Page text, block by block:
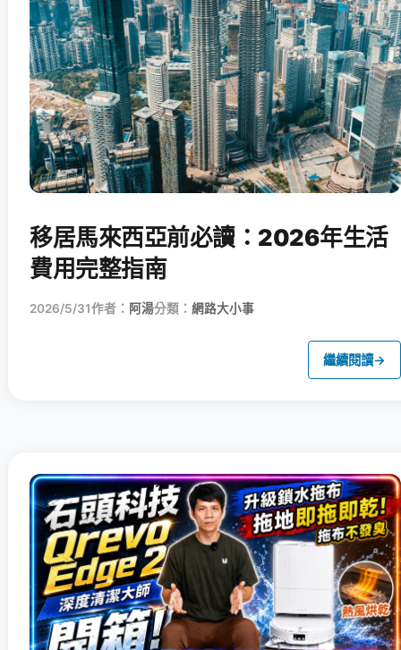
移居馬來西亞前必讀：2026年生活
費用完整指南
2026/5/31作者： 阿湯分類： 網路大小事
繼續閱讀→